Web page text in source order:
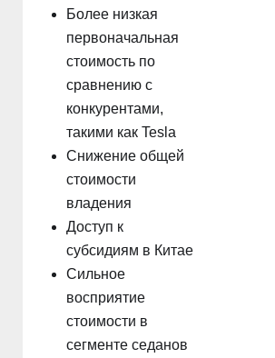
Более низкая
первоначальная
стоимость по
сравнению с
конкурентами,
такими как Tesla
Снижение общей
стоимости
владения
Доступ к
субсидиям в Китае
Сильное
восприятие
стоимости в
сегменте седанов